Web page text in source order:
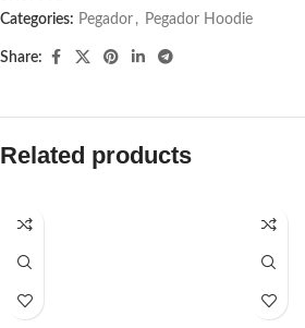
Categories: Pegador​ , Pegador Hoodie
Share:
Related products